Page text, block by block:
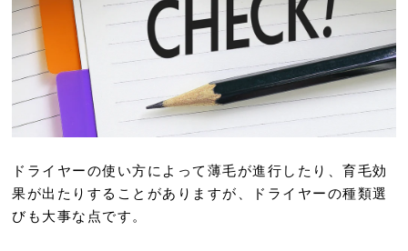
ドライヤーの使い方によって薄毛が進行したり、育毛効
果が出たりすることがありますが、ドライヤーの種類選
びも大事な点です。